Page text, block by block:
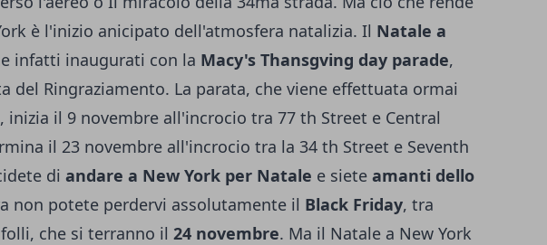
è l'inizio anicipato dell'atmosfera natalizia. Il Natale a
infatti inaugurati con la Macy's Thansgving day parade,
del Ringraziamento. La parata, che viene effettuata ormai
inizia il 9 novembre all'incrocio tra 77 th Street e Central
il 23 novembre all'incrocio tra la 34 th Street e Seventh
di andare a New York per Natale e siete amanti dello
non potete perdervi assolutamente il Black Friday, tra
che si terranno il 24 novembre. Ma il Natale a New York